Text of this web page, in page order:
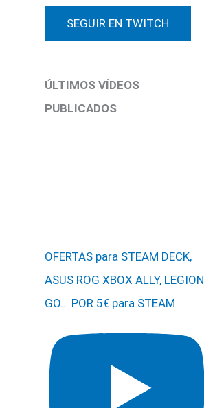
SEGUIR EN TWITCH
ÚLTIMOS VÍDEOS
PUBLICADOS
OFERTAS para STEAM DECK,
ASUS ROG XBOX ALLY, LEGION
GO... POR 5€ para STEAM